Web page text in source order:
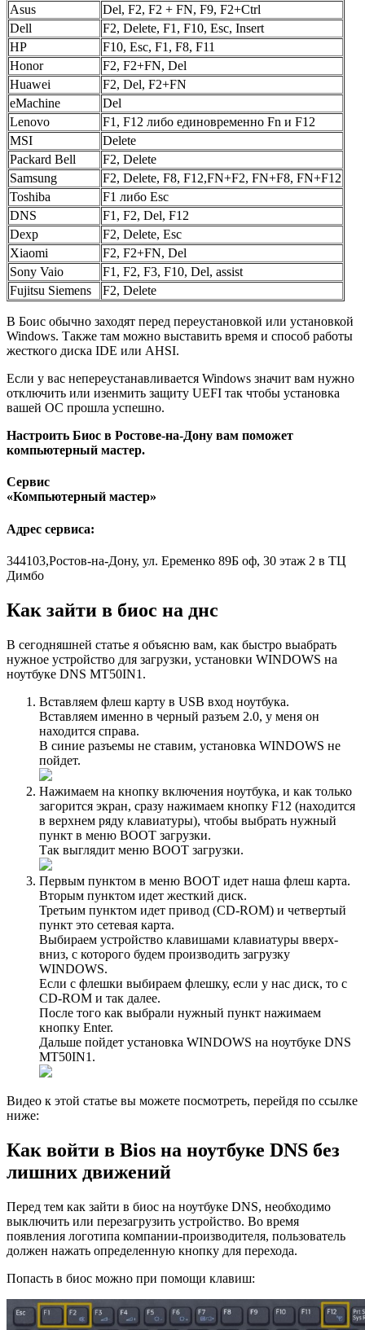
Asus
Del, F2, F2 + FN, F9, F2+Ctrl
Dell
F2, Delete, F1, F10, Esc, Insert
HP
F10, Esc, F1, F8, F11
Honor
F2, F2+FN, Del
Huawei
F2, Del, F2+FN
eMachine
Del
Lenovo
F1, F12 либо единовременно Fn и F12
MSI
Delete
Packard Bell
F2, Delete
Samsung
F2, Delete, F8, F12,FN+F2, FN+F8, FN+F12
Toshiba
F1 либо Esc
DNS
F1, F2, Del, F12
Dexp
F2, Delete, Esc
Xiaomi
F2, F2+FN, Del
Sony Vaio
F1, F2, F3, F10, Del, assist
Fujitsu Siemens
F2, Delete
В Боис обычно заходят перед переустановкой или установкой
Windows. Также там можно выставить время и способ работы
жесткого диска IDE или AHSI.
Если у вас непереустанавливается Windows значит вам нужно
отключить или изенмить защиту UEFI так чтобы установка
вашей ОС прошла успешно.
Настроить Биос в Ростове-на-Дону вам поможет
компьютерный мастер.
Сервис
«Компьютерный мастер»
Адрес сервиса:
344103,Ростов-на-Дону, ул. Еременко 89Б оф, 30 этаж 2 в ТЦ
Димбо
Как зайти в биос на днс
В сегодняшней статье я объясню вам, как быстро выaбрать
нужное устройство для загрузки, установки WINDOWS на
ноутбуке DNS MT50IN1.
Вставляем флеш карту в USB вход ноутбука.
Вставляем именно в черный разъем 2.0, у меня он
находится справа.
В синие разъемы не ставим, установка WINDOWS не
пойдет.
Нажимаем на кнопку включения ноутбука, и как только
загорится экран, сразу нажимаем кнопку F12 (находится
в верхнем ряду клавиатуры), чтобы выбрать нужный
пункт в меню BOOT загрузки.
Так выглядит меню BOOT загрузки.
Первым пунктом в меню BOOT идет наша флеш карта.
Вторым пунктом идет жесткий диск.
Третьим пунктом идет привод (CD-ROM) и четвертый
пункт это сетевая карта.
Выбираем устройство клавишами клавиатуры вверх-
вниз, с которого будем производить загрузку
WINDOWS.
Если с флешки выбираем флешку, если у нас диск, то с
CD-ROM и так далее.
После того как выбрали нужный пункт нажимаем
кнопку Enter.
Дальше пойдет установка WINDOWS на ноутбуке DNS
MT50IN1.
Видео к этой статье вы можете посмотреть, перейдя по ссылке
ниже:
Как войти в Bios на ноутбуке DNS без
лишних движений
Перед тем как зайти в биос на ноутбуке DNS, необходимо
выключить или перезагрузить устройство. Во время
появления логотипа компании-производителя, пользователь
должен нажать определенную кнопку для перехода.
Попасть в биос можно при помощи клавиш: